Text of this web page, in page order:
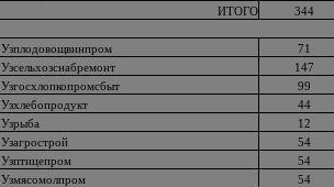
ИТОГО
344
Узплодовощвинпром 71
Узсельхозснабремонт 147
Узгосхлопкопромсбыт 99
Узхлебопродукт 44
Узрыба 12
Узагрострой 54
Узптицепром 54
Узмясомолпром 54